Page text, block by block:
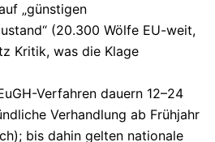
„günstigen
(20.300 Wölfe EU-weit,
Kritik, was die Klage
Verfahren dauern 12–24
Verhandlung ab Frühjahr
bis dahin gelten nationale